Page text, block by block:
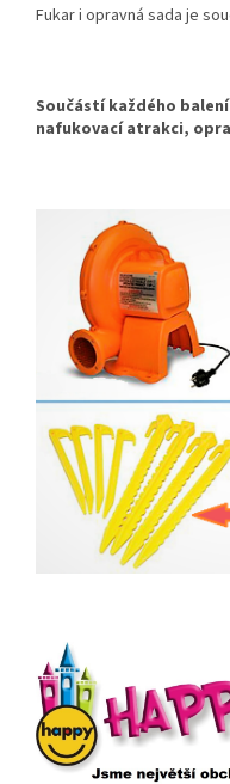
Fukar i opravná sada je
Součástí každého
nafukovací atrakci,